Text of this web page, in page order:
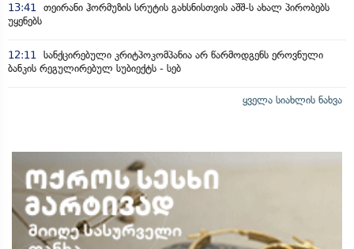
13:41
თეირანი ჰორმუზის სრუტის გახსნისთვის აშშ-ს ახალ პირობებს
უყენებს
12:11
სანქცირებული კრიტპოკომპანია არ წარმოდგენს ეროვნული
ბანკის რეგულირებულ სუბიექტს - სებ
ყველა სიახლის ნახვა